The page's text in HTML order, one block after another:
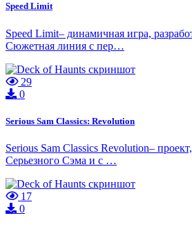
Speed Limit
Speed Limit– динамичная игра,
Сюжетная линия с пер…
29
0
Serious Sam Classics: Revolution
Serious Sam Classics Revolution–
Серьезного Сэма и с …
17
0